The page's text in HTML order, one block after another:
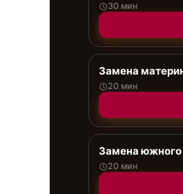
30 мин
Замена
20 мин
Замена южного
20 мин